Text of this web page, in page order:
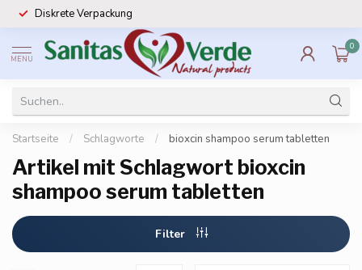
Diskrete Verpackung
MENU
0
Startseite / Schlagworte / bioxcin shampoo serum tabletten
Artikel mit Schlagwort bioxcin
shampoo serum tabletten
Filter